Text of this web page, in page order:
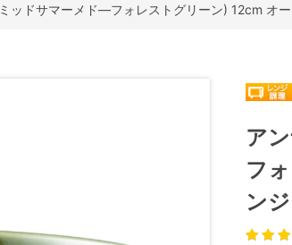
ッドサマーメド―フォレストグリーン) 12cm オ
ア
フ
ン